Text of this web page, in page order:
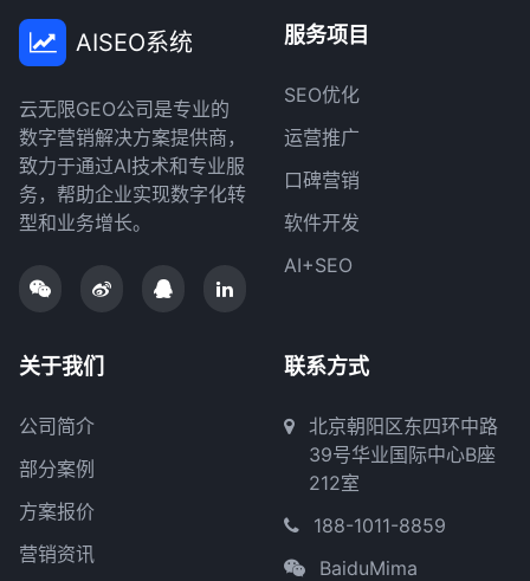
AISEO系统
云无限GEO公司是专业的
数字营销解决方案提供商，
致力于通过AI技术和专业服
务，帮助企业实现数字化转
型和业务增长。
服务项目
SEO优化
运营推广
口碑营销
软件开发
AI+SEO
关于我们
公司简介
部分案例
方案报价
营销资讯
联系方式
北京朝阳区东四环中路
39号华业国际中心B座
212室
188-1011-8859
BaiduMima